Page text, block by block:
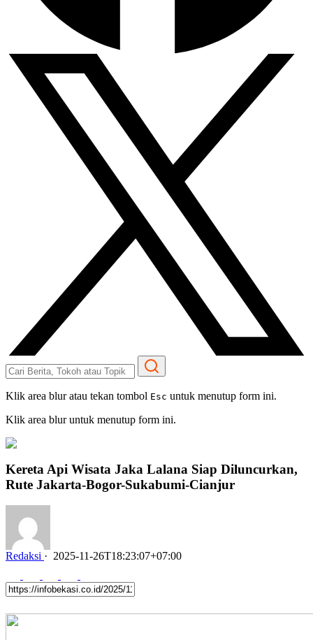
Klik area blur atau tekan tombol Esc untuk menutup form ini.
Klik area blur untuk menutup form ini.
Kereta Api Wisata Jaka Lalana Siap Diluncurkan,
Rute Jakarta-Bogor-Sukabumi-Cianjur
Redaksi · 2025-11-26T18:23:07+07:00